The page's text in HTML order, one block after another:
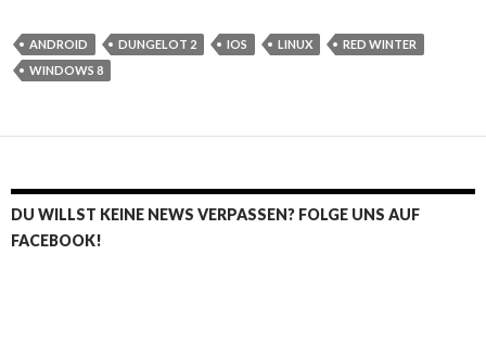
ANDROID DUNGELOT 2 IOS LINUX
RED WINTER
WINDOWS 8
DU WILLST KEINE NEWS VERPASSEN? FOLGE UNS AUF
FACEBOOK!